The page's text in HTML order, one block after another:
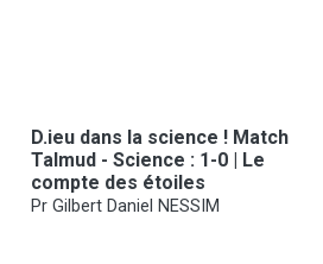
D.ieu dans la science ! Match
Talmud - Science : 1-0 | Le
compte des étoiles
Pr Gilbert Daniel NESSIM